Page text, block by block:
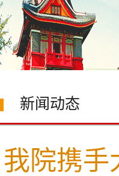
新闻动态
我院携手